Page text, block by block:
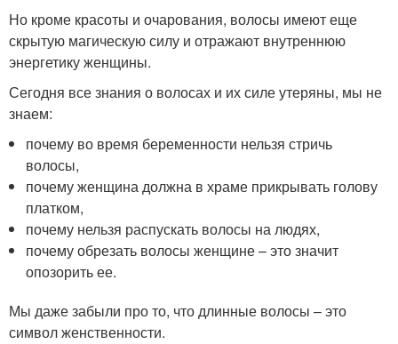
Но кроме красоты и очарования, волосы имеют еще
скрытую магическую силу и отражают внутреннюю
энергетику женщины.
Сегодня все знания о волосах и их силе утеряны, мы не
знаем:
почему во время беременности нельзя стричь
волосы,
почему женщина должна в храме прикрывать голову
платком,
почему нельзя распускать волосы на людях,
почему обрезать волосы женщине – это значит
опозорить ее.
Мы даже забыли про то, что длинные волосы – это
символ женственности.